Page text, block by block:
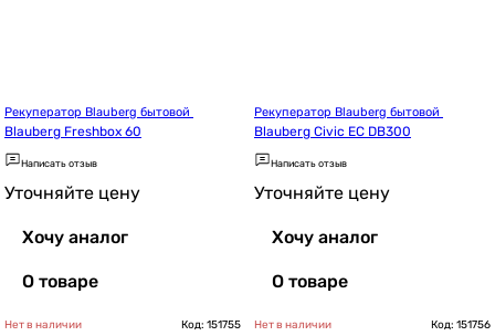
Blauberg Freshbox 60
Написать отзыв
Уточняйте цену
Хочу аналог
О товаре
Blauberg Civic EC DB300
Написать отзыв
Уточняйте цену
Хочу аналог
О товаре
Нет в наличии Код: 151755 Нет в наличии Код: 151756